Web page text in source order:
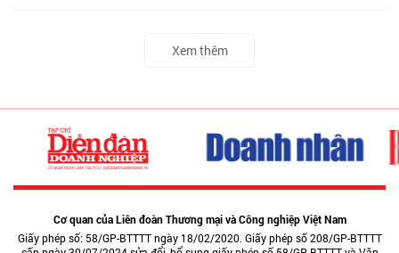
Xem thêm
Cơ quan của Liên đoàn Thương mại và Công nghiệp Việt Nam
Giấy phép số: 58/GP-BTTTT ngày 18/02/2020. Giấy phép số 208/GP-BTTTT